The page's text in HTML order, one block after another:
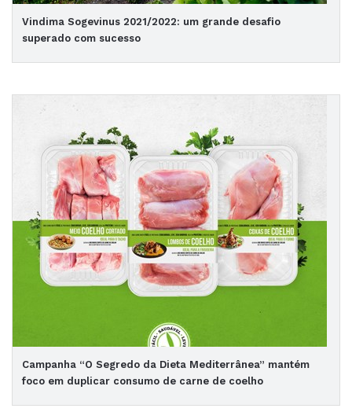
Vindima Sogevinus 2021/2022: um grande desafio
superado com sucesso
Campanha “O Segredo da Dieta Mediterrânea” mantém
foco em duplicar consumo de carne de coelho